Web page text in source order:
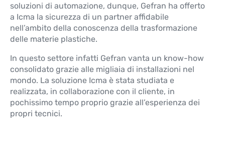
soluzioni di automazione, dunque, Gefran ha offerto
a Icma la sicurezza di un partner affidabile
nell’ambito della conoscenza della trasformazione
delle materie plastiche.
In questo settore infatti Gefran vanta un know-how
consolidato grazie alle migliaia di installazioni nel
mondo. La soluzione Icma è stata studiata e
realizzata, in collaborazione con il cliente, in
pochissimo tempo proprio grazie all’esperienza dei
propri tecnici.